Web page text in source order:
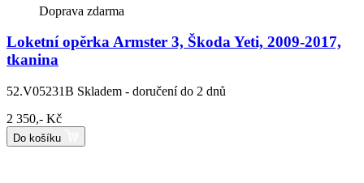
Doprava zdarma
Loketní opěrka Armster 3, Škoda Yeti, 2009-2017,
tkanina
52.V05231B Skladem - doručení do 2 dnů
2 350,- Kč
Do košíku